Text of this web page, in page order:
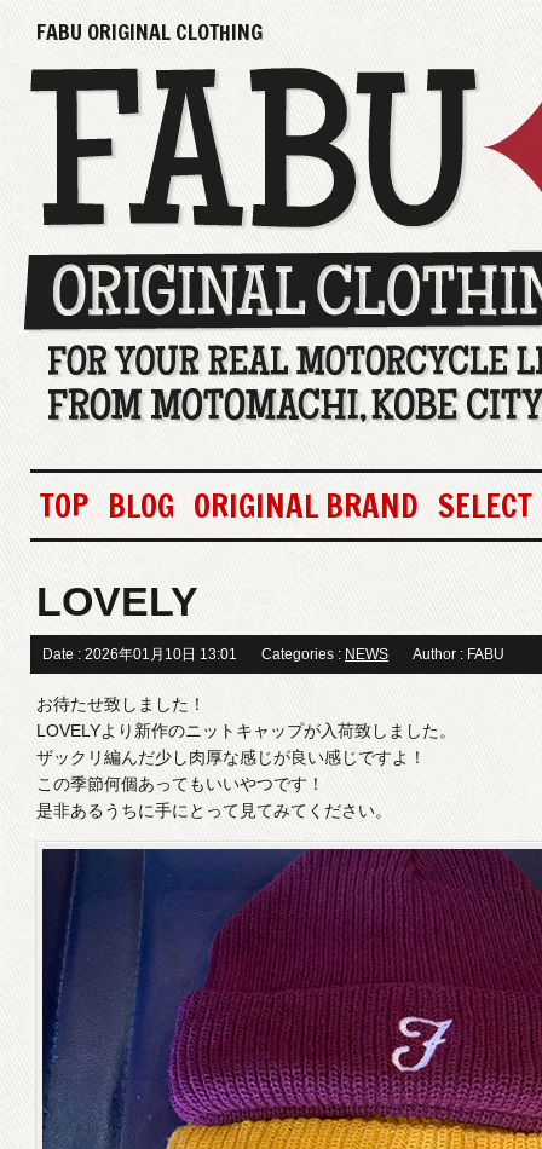
FABU ORIGINAL CLOTHING
TOP BLOG ORIGINAL BRAND SELECT
LOVELY
Date : 2026年01月10日 13:01 Categories : NEWS Author : FABU
お待たせ致しました！
LOVELYより新作のニットキャップが入荷致しました。
ザックリ編んだ少し肉厚な感じが良い感じですよ！
この季節何個あってもいいやつです！
是非あるうちに手にとって見てみてください。